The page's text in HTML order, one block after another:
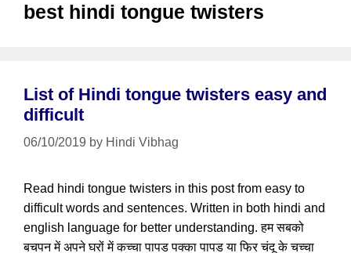
best hindi tongue twisters
List of Hindi tongue twisters easy and
difficult
06/10/2019 by Hindi Vibhag
Read hindi tongue twisters in this post from easy to
difficult words and sentences. Written in both hindi and
english language for better understanding. हम सबको
बचपन में अपने घरों में कच्चा पापड पक्का पापड या फिर चंदू के चच्चा